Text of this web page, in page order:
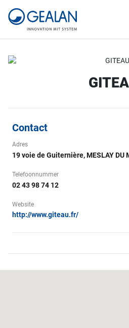
Contact
Adres
19 voie de Guiternière, MESLAY DU
Telefoonnummer
02 43 98 74 12
Website
http://www.giteau.fr/